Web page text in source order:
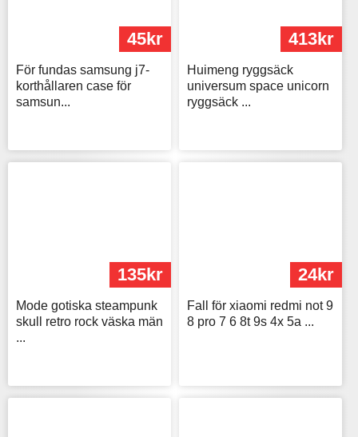
45kr
För fundas samsung j7-
korthållaren case för
samsun...
413kr
Huimeng ryggsäck
universum space unicorn
ryggsäck ...
135kr
Mode gotiska steampunk
skull retro rock väska män
...
24kr
Fall för xiaomi redmi not 9
8 pro 7 6 8t 9s 4x 5a ...